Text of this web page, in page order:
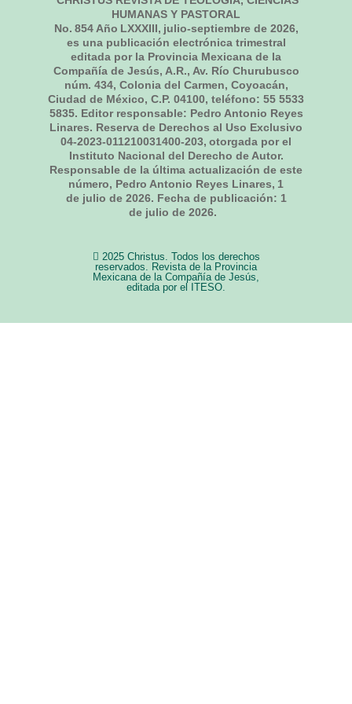
HUMANAS Y PASTORAL
No. 854Año LXXXIII, julio-septiembre de 2026,
es una publicación electrónica trimestral
editada por la Provincia Mexicana de la
Compañía de Jesús, A.R., Av. Río Churubusco
núm. 434, Colonia del Carmen, Coyoacán,
Ciudad de México, C.P. 04100, teléfono: 55 5533
5835. Editor responsable: Pedro Antonio Reyes
Linares. Reserva de Derechos al Uso Exclusivo
04-2023-011210031400-203, otorgada por el
Instituto Nacional del Derecho de Autor.
Responsable de la última actualización de este
número, Pedro Antonio Reyes Linares, 1
de julio de 2026. Fecha de publicación: 1
de julio de 2026.
2025 Christus. Todos los derechos
reservados. Revista de la Provincia
Mexicana de la Compañía de Jesús,
editada por el ITESO.